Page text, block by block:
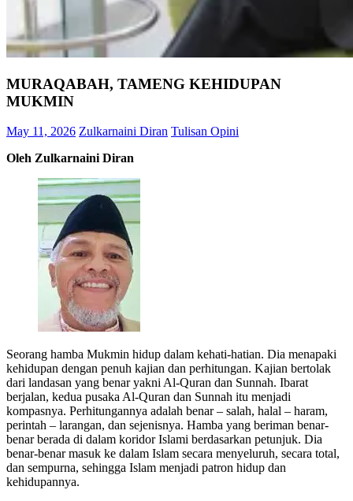
MURAQABAH, TAMENG KEHIDUPAN
MUKMIN
May 11, 2026 Zulkarnaini Diran Tulisan Opini
Oleh Zulkarnaini Diran
Seorang hamba Mukmin hidup dalam kehati-hatian. Dia menapaki
kehidupan dengan penuh kajian dan perhitungan. Kajian bertolak
dari landasan yang benar yakni Al-Quran dan Sunnah. Ibarat
berjalan, kedua pusaka Al-Quran dan Sunnah itu menjadi
kompasnya. Perhitungannya adalah benar – salah, halal – haram,
perintah – larangan, dan sejenisnya. Hamba yang beriman benar-
benar berada di dalam koridor Islami berdasarkan petunjuk. Dia
benar-benar masuk ke dalam Islam secara menyeluruh, secara total,
dan sempurna, sehingga Islam menjadi patron hidup dan
kehidupannya.